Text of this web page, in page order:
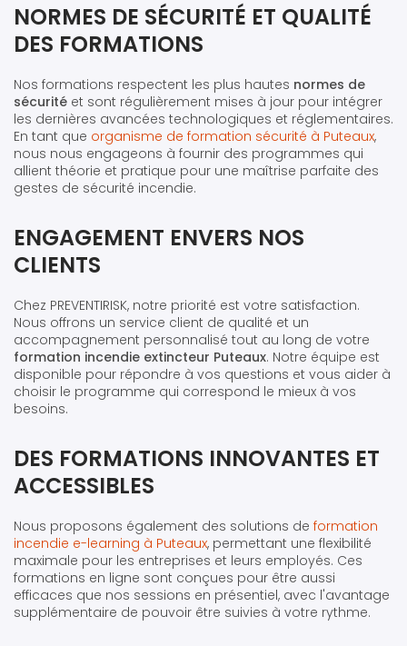
NORMES DE SÉCURITÉ ET QUALITÉ
DES FORMATIONS
Nos formations respectent les plus hautes normes de
sécurité et sont régulièrement mises à jour pour intégrer
les dernières avancées technologiques et réglementaires.
En tant que organisme de formation sécurité à Puteaux,
nous nous engageons à fournir des programmes qui
allient théorie et pratique pour une maîtrise parfaite des
gestes de sécurité incendie.
ENGAGEMENT ENVERS NOS
CLIENTS
Chez PREVENTIRISK, notre priorité est votre satisfaction.
Nous offrons un service client de qualité et un
accompagnement personnalisé tout au long de votre
formation incendie extincteur Puteaux. Notre équipe est
disponible pour répondre à vos questions et vous aider à
choisir le programme qui correspond le mieux à vos
besoins.
DES FORMATIONS INNOVANTES ET
ACCESSIBLES
Nous proposons également des solutions de formation
incendie e-learning à Puteaux, permettant une flexibilité
maximale pour les entreprises et leurs employés. Ces
formations en ligne sont conçues pour être aussi
efficaces que nos sessions en présentiel, avec l'avantage
supplémentaire de pouvoir être suivies à votre rythme.